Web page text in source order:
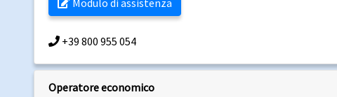
Modulo di assistenza
+39 800 955 054
Operatore economico